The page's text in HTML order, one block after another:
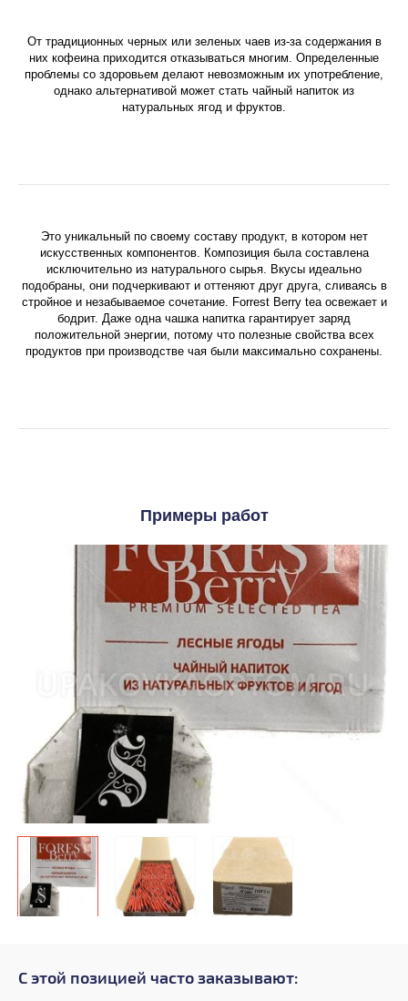
От традиционных черных или зеленых чаев из-за содержания в
них кофеина приходится отказываться многим. Определенные
проблемы со здоровьем делают невозможным их употребление,
однако альтернативой может стать чайный напиток из
натуральных ягод и фруктов.
Это уникальный по своему составу продукт, в котором нет
искусственных компонентов. Композиция была составлена
исключительно из натурального сырья. Вкусы идеально
подобраны, они подчеркивают и оттеняют друг друга, сливаясь в
стройное и незабываемое сочетание. Forrest Berry tea освежает и
бодрит. Даже одна чашка напитка гарантирует заряд
положительной энергии, потому что полезные свойства всех
продуктов при производстве чая были максимально сохранены.
Примеры работ
С этой позицией часто заказывают: